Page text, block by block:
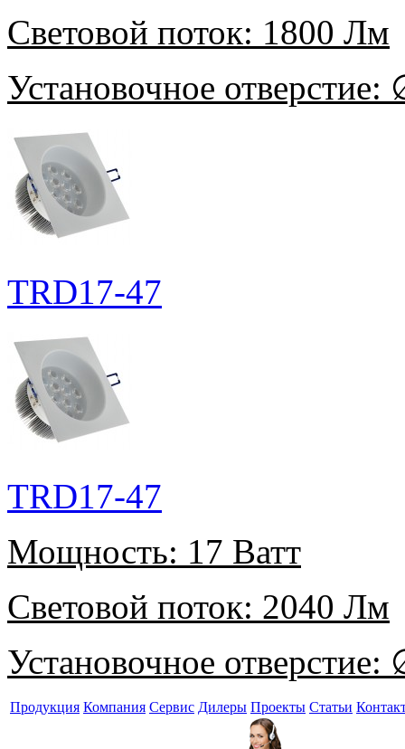
Световой поток: 1800 Лм
Установочное отверстие:
TRD17-47
TRD17-47
Мощность: 17 Ватт
Световой поток: 2040 Лм
Установочное отверстие:
Продукция Компания Сервис Дилеры Проекты Статьи